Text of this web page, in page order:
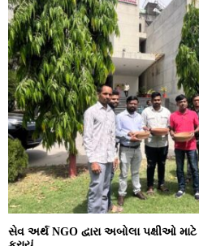
સેવ અર્થ NGO દ્વારા અબોલા પક્ષીઓ